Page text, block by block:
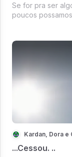
Se for pra ser
poucos
Kardan, Dora e
...Cessou. ..